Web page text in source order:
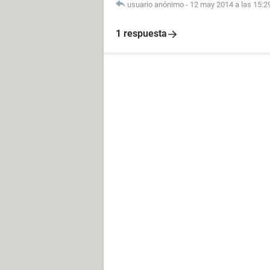
usuario anónimo - 12 may 2014 a las
1 respuesta